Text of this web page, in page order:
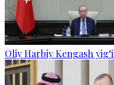
Oliy Harbiy Kengash